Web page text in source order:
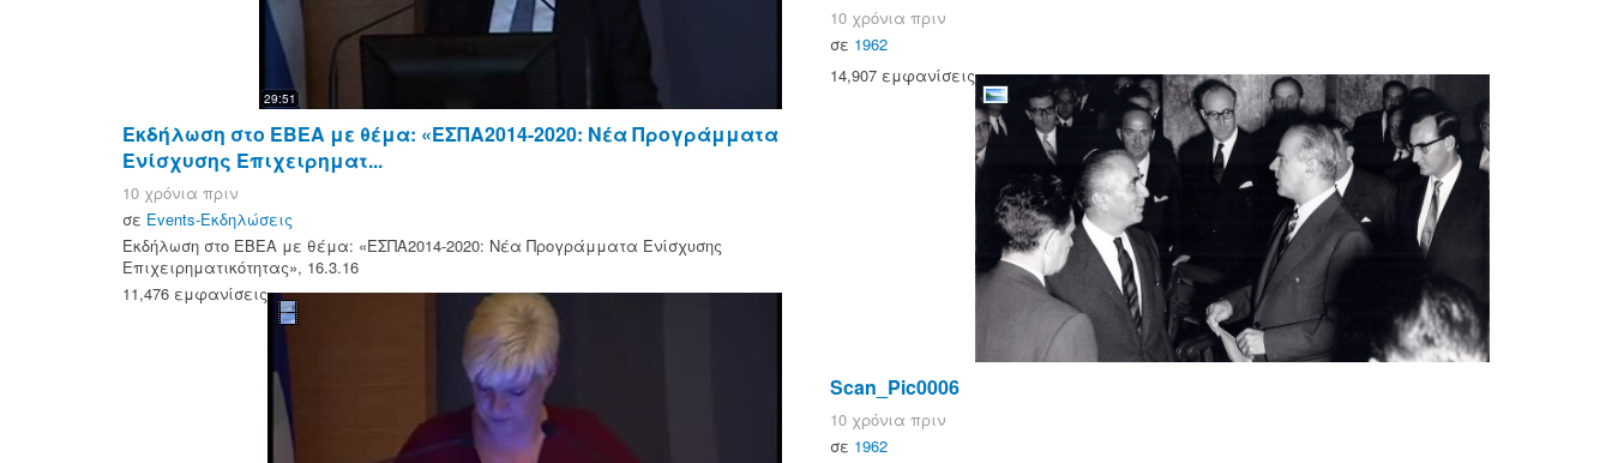
29:51
Εκδήλωση στο ΕΒΕΑ με θέμα: «ΕΣΠΑ2014-2020: Νέα Προγράμματα
Ενίσχυσης Επιχειρηματ...
10 χρόνια πριν
σε Events-Εκδηλώσεις
Εκδήλωση στο ΕΒΕΑ με θέμα: «ΕΣΠΑ2014-2020: Νέα Προγράμματα Ενίσχυσης
Επιχειρηματικότητας», 16.3.16
11,476 εμφανίσεις
10 χρόνια πριν
σε 1962
14,907 εμφανίσεις
Scan_Pic0006
10 χρόνια πριν
σε 1962